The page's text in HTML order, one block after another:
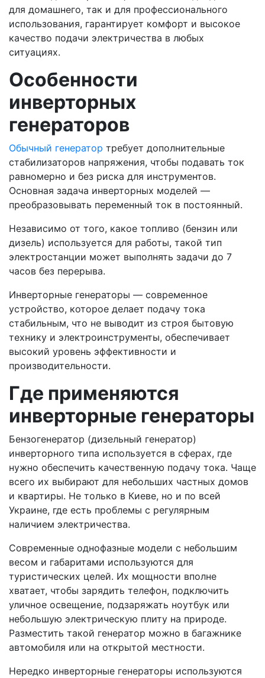
для домашнего, так и для профессионального
использования, гарантирует комфорт и высокое
качество подачи электричества в любых
ситуациях.
Особенности
инверторных
генераторов
Обычный генератор требует дополнительные
стабилизаторов напряжения, чтобы подавать ток
равномерно и без риска для инструментов.
Основная задача инверторных моделей —
преобразовывать переменный ток в постоянный.
Независимо от того, какое топливо (бензин или
дизель) используется для работы, такой тип
электростанции может выполнять задачи до 7
часов без перерыва.
Инверторные генераторы — современное
устройство, которое делает подачу тока
стабильным, что не выводит из строя бытовую
технику и электроинструменты, обеспечивает
высокий уровень эффективности и
производительности.
Где применяются
инверторные генераторы
Бензогенератор (дизельный генератор)
инверторного типа используется в сферах, где
нужно обеспечить качественную подачу тока. Чаще
всего их выбирают для небольших частных домов
и квартиры. Не только в Киеве, но и по всей
Украине, где есть проблемы с регулярным
наличием электричества.
Современные однофазные модели с небольшим
весом и габаритами используются для
туристических целей. Их мощности вполне
хватает, чтобы зарядить телефон, подключить
уличное освещение, подзаряжать ноутбук или
небольшую электрическую плиту на природе.
Разместить такой генератор можно в багажнике
автомобиля или на открытой местности.
Нередко инверторные генераторы используются